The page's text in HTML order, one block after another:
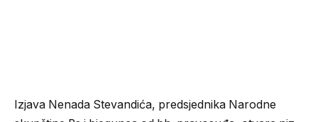
Izjava Nenada Stevandića, predsjednika Narodne